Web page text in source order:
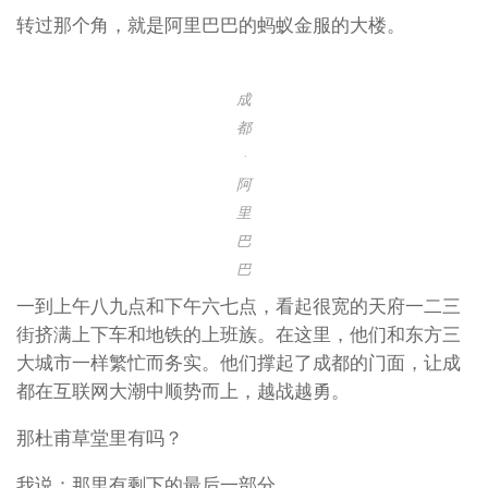
成都·腾讯
转过那个角，就是阿里巴巴的蚂蚁金服的大楼。
成
都
·
阿
里
巴